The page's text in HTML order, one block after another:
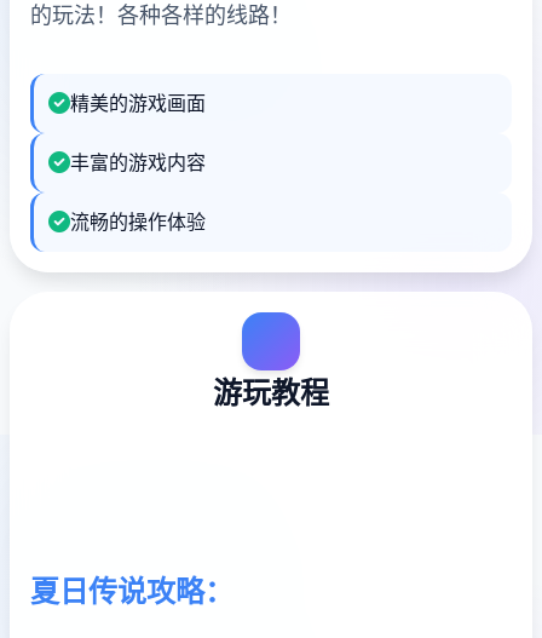
的玩法！各种各样的线路！
精美的游戏画面
丰富的游戏内容
流畅的操作体验
游玩教程
夏日传说攻略：